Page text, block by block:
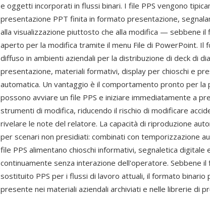
e oggetti incorporati in flussi binari. I file PPS vengono
presentazione PPT finita in formato presentazione,
alla visualizzazione piuttosto che alla modifica — sebbene il
aperto per la modifica tramite il menu File di PowerPoint. Il
diffuso in ambienti aziendali per la distribuzione di deck di
presentazione, materiali formativi, display per chioschi e
automatica. Un vantaggio è il comportamento pronto per
possono avviare un file PPS e iniziare immediatamente a
strumenti di modifica, riducendo il rischio di modificare
rivelare le note del relatore. La capacità di riproduzione
per scenari non presidiati: combinati con temporizzazione
file PPS alimentano chioschi informativi, segnaletica digitale
continuamente senza interazione dell'operatore. Sebbene
sostituito PPS per i flussi di lavoro attuali, il formato binario
presente nei materiali aziendali archiviati e nelle librerie di